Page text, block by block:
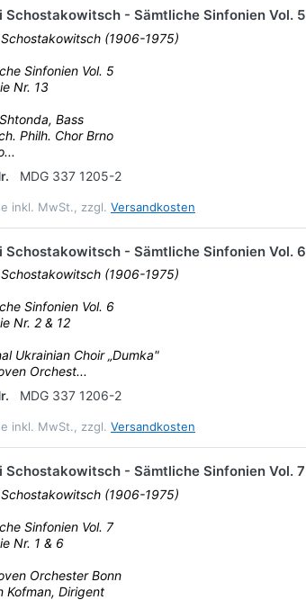
Schostakowitsch - Sämtliche Sinfonien Vol. 5
(1906-1975)
Sinfonien Vol. 5
Nr. 13
Bass
Philh. Chor Brno
MDG 337 1205-2
inkl. MwSt., zzgl. Versandkosten
Schostakowitsch - Sämtliche Sinfonien Vol. 6
(1906-1975)
Sinfonien Vol. 6
Nr. 2 & 12
Ukrainian Choir „Dumka"
Orchest...
MDG 337 1206-2
inkl. MwSt., zzgl. Versandkosten
Schostakowitsch - Sämtliche Sinfonien Vol. 7
(1906-1975)
Sinfonien Vol. 7
Nr. 1 & 6
Orchester Bonn
Kofman, Dirigent